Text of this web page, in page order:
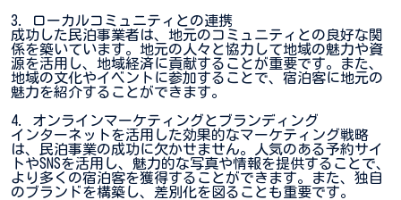
3. ローカルコミュニティとの連携
成功した民泊事業者は、地元のコミュニティとの良好な関
係を築いています。地元の人々と協力して地域の魅力や資
源を活用し、地域経済に貢献することが重要です。また、
地域の文化やイベントに参加することで、宿泊客に地元の
魅力を紹介することができます。
4. オンラインマーケティングとブランディング
インターネットを活用した効果的なマーケティング戦略
は、民泊事業の成功に欠かせません。人気のある予約サイ
トやSNSを活用し、魅力的な写真や情報を提供することで、
より多くの宿泊客を獲得することができます。また、独自
のブランドを構築し、差別化を図ることも重要です。